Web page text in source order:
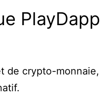
PlayDapp
de crypto-monnaie,